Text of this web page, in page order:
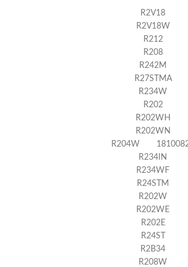
R2V18
R2V18W
R212
R208
R242M
R27STMA
R234W
R202
R202WH
R202WN
R204W
R234IN
R234WF
R24STM
R202W
R202WE
R202E
R24ST
R2B34
R208W